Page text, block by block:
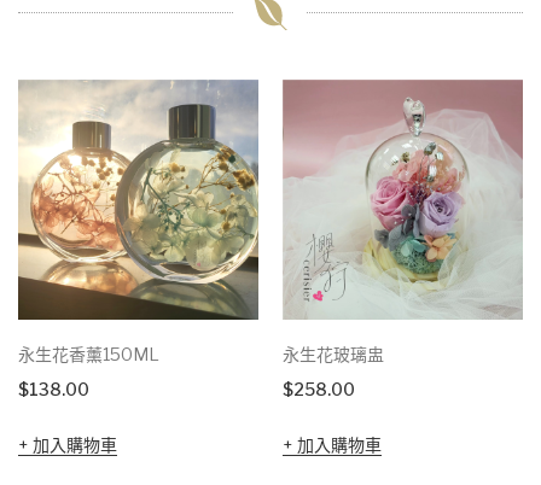
永生花香薰150ML
$138.00
加入購物車
永生花玻璃盅
$258.00
加入購物車